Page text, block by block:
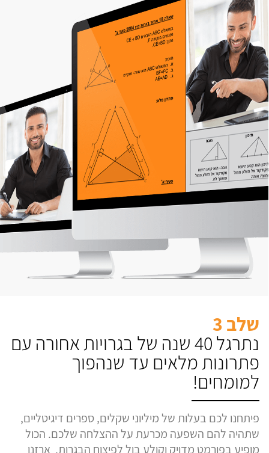
שלב 3
נתרגל 40 שנה של בגרויות אחורה עם
פתרונות מלאים עד שנהפוך
למומחים!
פיתחנו לכם בעלות של מיליוני שקלים, ספרים דיגיטליים,
שתהיה להם השפעה מכרעת על ההצלחה שלכם. הכול
מופיע בפורמט מדויק וקולע בול לפיצוח הבגרות. ארזנו